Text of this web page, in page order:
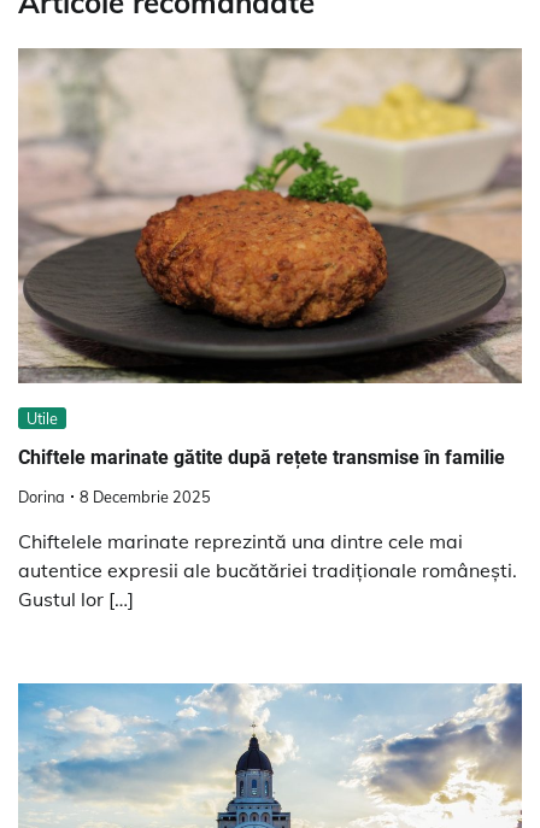
Utile
Chiftele marinate gătite după rețete transmise în familie
Dorina 8 Decembrie 2025
Chiftelele marinate reprezintă una dintre cele mai
autentice expresii ale bucătăriei tradiționale românești.
Gustul lor […]